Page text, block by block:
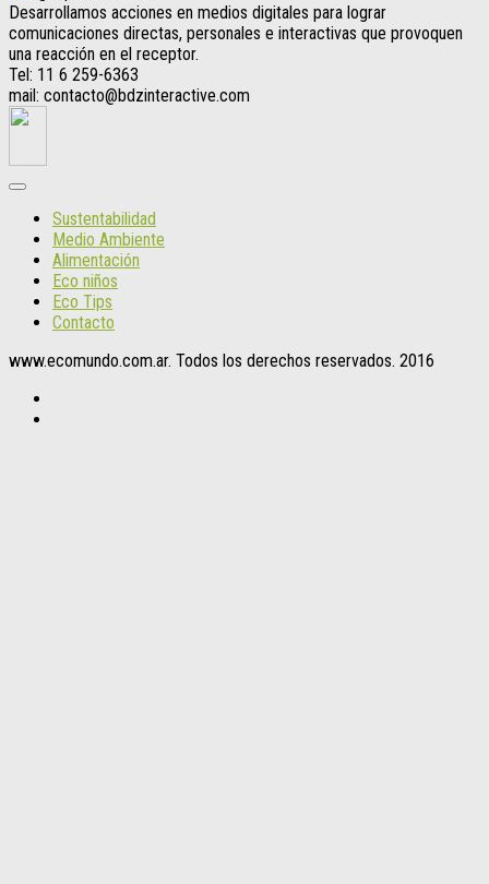
Desarrollamos acciones en medios digitales para lograr
comunicaciones directas, personales e interactivas que provoquen
una reacción en el receptor.
Tel: 11 6 259-6363
mail: contacto@bdzinteractive.com
Sustentabilidad
Medio Ambiente
Alimentación
Eco niños
Eco Tips
Contacto
www.ecomundo.com.ar. Todos los derechos reservados. 2016